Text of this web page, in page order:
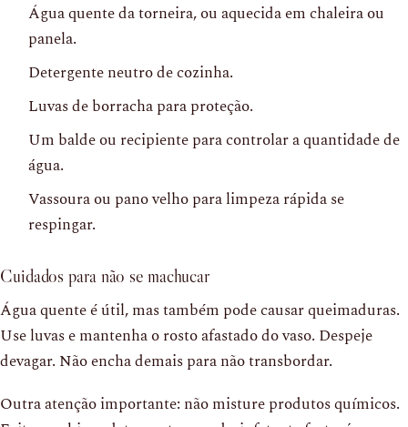
Água quente da torneira, ou aquecida em chaleira ou
panela.
Detergente neutro de cozinha.
Luvas de borracha para proteção.
Um balde ou recipiente para controlar a quantidade de
água.
Vassoura ou pano velho para limpeza rápida se
respingar.
Cuidados para não se machucar
Água quente é útil, mas também pode causar queimaduras.
Use luvas e mantenha o rosto afastado do vaso. Despeje
devagar. Não encha demais para não transbordar.
Outra atenção importante: não misture produtos químicos.